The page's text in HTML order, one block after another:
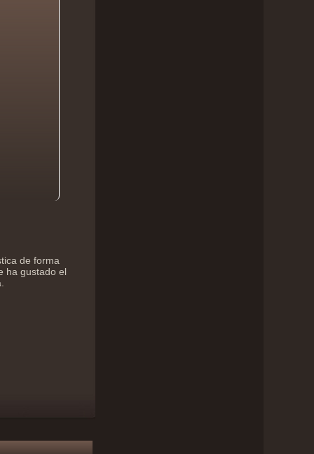
de forma
ha gustado el